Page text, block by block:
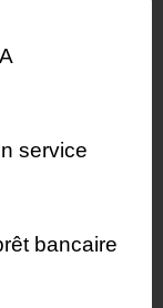
service
bancaire